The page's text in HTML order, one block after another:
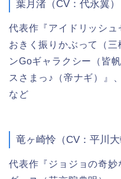
葉月渚（CV：代永翼）
代表作『アイドリッシ
おきく振りかぶって（
ンGoギャラクシー（皆
スさまっ♪（帝ナギ）』
など
竜ヶ崎怜（CV：平川大
代表作『ジョジョの奇